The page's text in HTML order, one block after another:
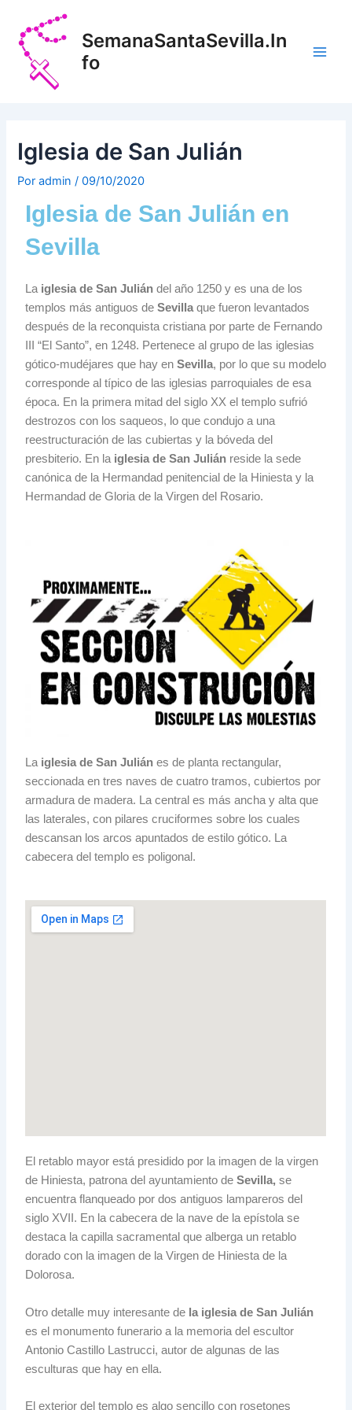
contenido
SemanaSantaSevilla.In
fo
Iglesia de San Julián
Poradmin/09/10/2020
Iglesia de San Julián en
Sevilla
La iglesia de San Julián del año 1250 y es una de los
templos más antiguos deSevillaque fueron levantados
después de la reconquista cristiana por parte de Fernando
III “El Santo”, en 1248. Pertenece al grupo de las iglesias
gótico-mudéjares que hay enSevilla, por lo que su modelo
corresponde al típico de las iglesias parroquiales de esa
época. En la primera mitad del siglo XX el templo sufrió
destrozos con los saqueos, lo que condujo a una
reestructuración de las cubiertas y la bóveda del
presbiterio. En la iglesia de San Julián reside la sede
canónica de la Hermandad penitencial de la Hiniesta y la
Hermandad de Gloria de la Virgen del Rosario.
La iglesia de San Julián es de planta rectangular,
seccionada en tres naves de cuatro tramos, cubiertos por
armadura de madera. La central es más ancha y alta que
las laterales, con pilares cruciformes sobre los cuales
descansan los arcos apuntados de estilo gótico. La
cabecera del templo es poligonal.
El retablo mayor está presidido por la imagen de la virgen
de Hiniesta, patrona del ayuntamiento deSevilla,se
encuentra flanqueado por dos antiguos lampareros del
siglo XVII. En la cabecera de la nave de la epístola se
destaca la capilla sacramental que alberga un retablo
dorado con la imagen de la Virgen de Hiniesta de la
Dolorosa.
Otro detalle muy interesante de la iglesia de San Julián
es el monumento funerario a la memoria del escultor
Antonio Castillo Lastrucci, autor de algunas de las
esculturas que hay en ella.
El exterior del templo es algo sencillo con rosetones
de
entradas